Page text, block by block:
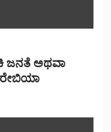
ಜನತೆ ಅಥವಾ